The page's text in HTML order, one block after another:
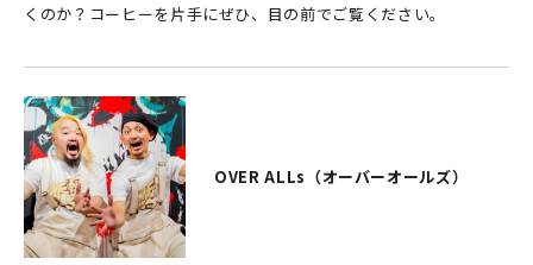
くのか？コーヒーを片手にぜひ、目の前でご覧ください。
OVER ALLs（オーバーオールズ）